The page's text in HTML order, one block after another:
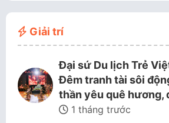
Giải trí
Đại sứ Du lịch Trẻ
Đêm tranh tài sôi
thần yêu quê hương,
1 tháng trước